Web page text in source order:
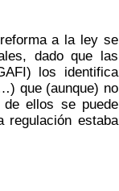
a la ley se
dado que las
los identifica
que (aunque) no
ellos se puede
estaba